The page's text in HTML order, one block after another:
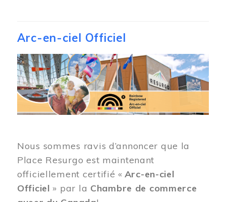
Arc-en-ciel Officiel
Image
Nous sommes ravis d’annoncer que la
Place Resurgo est maintenant
officiellement certifié « Arc-en-ciel
Officiel » par la Chambre de commerce